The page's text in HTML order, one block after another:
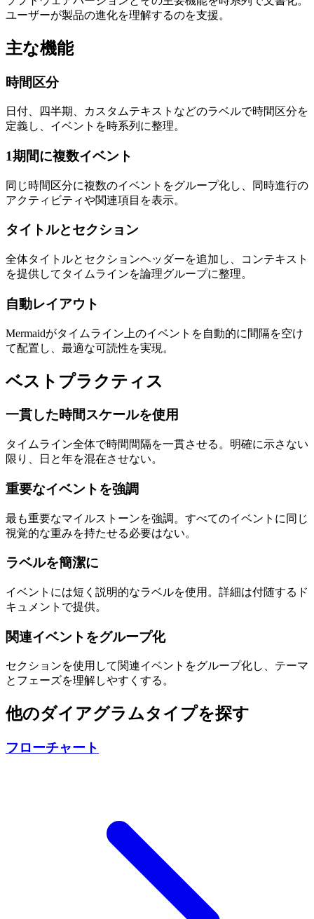
ユーザーが製品の進化を理解するのを支援。
主な機能
時間区分
日付、四半期、カスタムテキストなどのラベルで時間区分を
定義し、イベントを時系列に整理。
1期間に複数イベント
同じ時間区分に複数のイベントをグループ化し、同時進行の
アクティビティや関連項目を表示。
タイトルとセクション
全体タイトルとセクションヘッダーを追加し、コンテキスト
を提供してタイムラインを論理グループに整理。
自動レイアウト
Mermaidがタイムライン上のイベントを自動的に間隔を空け
て配置し、最適な可読性を実現。
ベストプラクティス
一貫した時間スケールを使用
タイムライン全体で時間間隔を一貫させる。明確に示さない
限り、日と年を混在させない。
重要なイベントを強調
最も重要なマイルストーンを強調。すべてのイベントに同じ
視覚的な重みを持たせる必要はない。
ラベルを簡潔に
イベントには短く説明的なラベルを使用。詳細は付随するド
キュメントで提供。
関連イベントをグループ化
セクションを使用して関連イベントをグループ化し、テーマ
とフェーズを理解しやすくする。
他のダイアグラムタイプを探す
フローチャート